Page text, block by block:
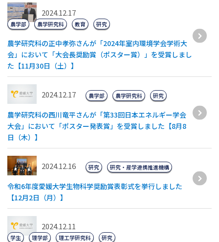
2024.12.17
農学研究科の正中孝弥さんが「2024年室内環境学会学術大
会」において「大会長奨励賞（ポスター賞）」を受賞しまし
た【11月30日（土）】
農学部 農学研究科 教育 研究
2024.12.17
農学研究科の西川竜平さんが「第33回日本エネルギー学会
大会」において「ポスター発表賞」を受賞しました【8月8
日（木）】
農学部 農学研究科 研究
2024.12.16
令和6年度愛媛大学生物科学奨励賞表彰式を挙行しました
【12月2日（月）】
研究 研究・産学連携推進機構
2024.12.11
学生 理学部 理工学研究科 研究